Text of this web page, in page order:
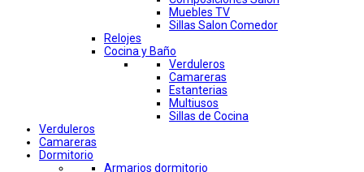
Muebles TV
Sillas Salon Comedor
Relojes
Cocina y Baño
Verduleros
Camareras
Estanterias
Multiusos
Sillas de Cocina
Verduleros
Camareras
Dormitorio
Armarios dormitorio